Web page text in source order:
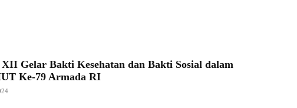
Gelar Bakti Kesehatan dan Bakti Sosial dalam
Ke-79 Armada RI